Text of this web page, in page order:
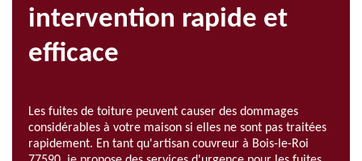
intervention rapide et
efficace
Les fuites de toiture peuvent causer des dommages
considérables à votre maison si elles ne sont pas traitées
rapidement. En tant qu'artisan couvreur à Bois-le-Roi